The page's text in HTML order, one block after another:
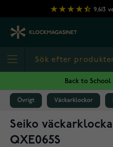
Hoppa till innehållet
9,613
Back to
Övrigt Väckarklockor
Seiko
QXE065S